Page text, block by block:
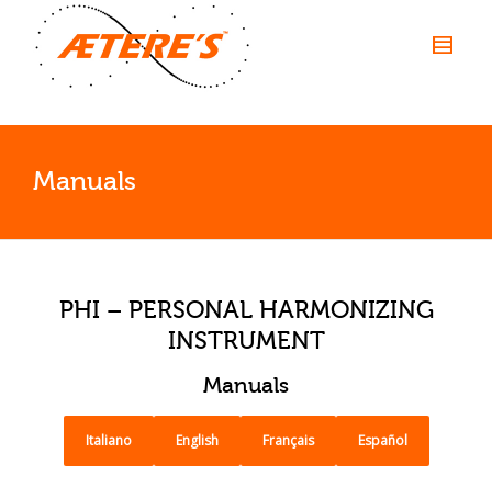
Manuals
PHI – PERSONAL HARMONIZING
INSTRUMENT
Manuals
Italiano English Français Español